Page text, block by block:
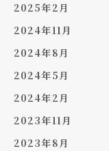
2025年2月
2024年11月
2024年8月
2024年5月
2024年2月
2023年11月
2023年8月